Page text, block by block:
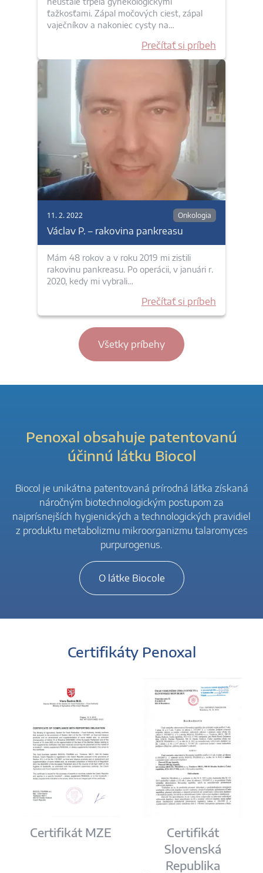
ťažkosťami. Zápal močových ciest, zápal
vaječníkov a nakoniec cysty na…
Prečítať si príbeh
11. 2. 2022 Onkologia
Václav P. – rakovina pankreasu
Mám 48 rokov a v roku 2019 mi zistili
rakovinu pankreasu. Po operácii, v januári r.
2020, kedy mi vybrali…
Prečítať si príbeh
Všetky príbehy
Penoxal obsahuje patentovanú
účinnú látku Biocol
Biocol je unikátna patentovaná prírodná látka získaná
náročným biotechnologickým postupom za
najprísnejších hygienických a technologických pravidiel
z produktu metabolizmu mikroorganizmu talaromyces
purpurogenus.
O látke Biocole
Certifikáty Penoxal
Certifikát MZE
Certifikát
Slovenská
Republika